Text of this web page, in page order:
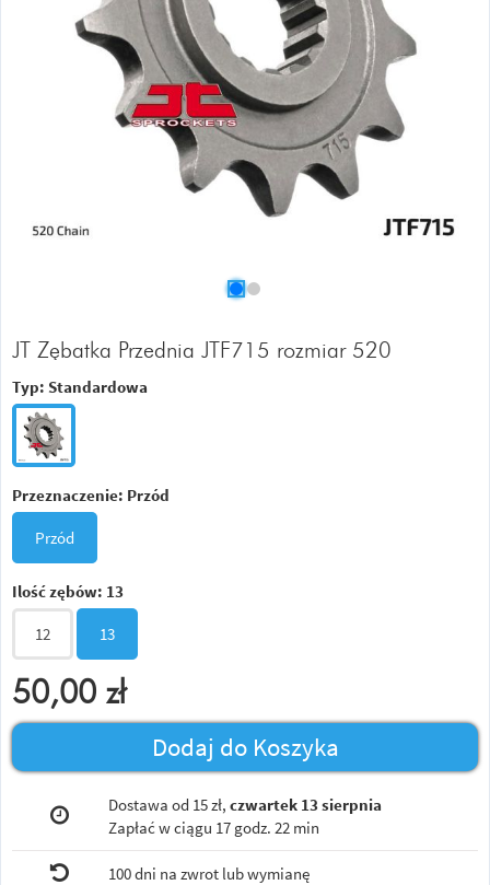
JT Zębatka Przednia JTF715 rozmiar 520
Typ: Standardowa
Przeznaczenie: Przód
Przód
Ilość zębów: 13
12 13
50,00 zł
Dodaj do Koszyka
Dostawa od 15 zł, czwartek 13 sierpnia
Zapłać w ciągu 17 godz. 22 min
100 dni na zwrot lub wymianę